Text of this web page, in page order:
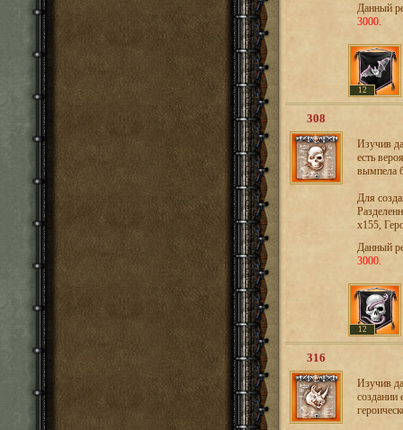
Данный
3000.
12
308
Изучив
есть
вымпела
Для
х155,
Данный
3000.
12
316
Изучив
создании